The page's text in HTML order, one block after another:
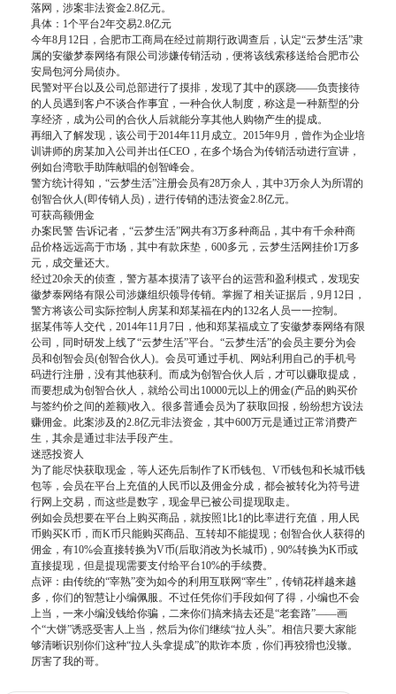
落网，涉案非法资金2.8亿元。
具体：1个平台2年交易2.8亿元
今年8月12日，合肥市工商局在经过前期行政调查后，认定“云梦生活”隶
属的安徽梦泰网络有限公司涉嫌传销活动，便将该线索移送给合肥市公
安局包河分局侦办。
民警对平台以及公司总部进行了摸排，发现了其中的蹊跷——负责接待
的人员遇到客户不谈合作事宜，一种合伙人制度，称这是一种新型的分
享经济，成为公司的合伙人后就能分享其他人购物产生的提成。
再细入了解发现，该公司于2014年11月成立。2015年9月，曾作为企业培
训讲师的房某加入公司并出任CEO，在多个场合为传销活动进行宣讲，
例如台湾歌手助阵献唱的创智峰会。
警方统计得知，“云梦生活”注册会员有28万余人，其中3万余人为所谓的
创智合伙人(即传销人员)，进行传销的违法资金2.8亿元。
可获高额佣金
办案民警 告诉记者，“云梦生活”网共有3万多种商品，其中有千余种商
品价格远远高于市场，其中有款床垫，600多元，云梦生活网挂价1万多
元，成交量还大。
经过20余天的侦查，警方基本摸清了该平台的运营和盈利模式，发现安
徽梦泰网络有限公司涉嫌组织领导传销。掌握了相关证据后，9月12日，
警方将该公司实际控制人房某和郑某福在内的132名人员一一控制。
据某伟等人交代，2014年11月7日，他和郑某福成立了安徽梦泰网络有限
公司，同时研发上线了“云梦生活”平台。“云梦生活”的会员主要分为会
员和创智会员(创智合伙人)。会员可通过手机、网站利用自己的手机号
码进行注册，没有其他获利。而成为创智合伙人后，才可以赚取提成，
而要想成为创智合伙人，就给公司出10000元以上的佣金(产品的购买价
与签约价之间的差额)收入。很多普通会员为了获取回报，纷纷想方设法
赚佣金。此案涉及的2.8亿元非法资金，其中600万元是通过正常消费产
生，其余是通过非法手段产生。
迷惑投资人
为了能尽快获取现金，等人还先后制作了K币钱包、V币钱包和长城币钱
包等，会员在平台上充值的人民币以及佣金分成，都会被转化为符号进
行网上交易，而这些是数字，现金早已被公司提现取走。
例如会员想要在平台上购买商品，就按照1比1的比率进行充值，用人民
币购买K币，而K币只能购买商品、互转却不能提现；创智合伙人获得的
佣金，有10%会直接转换为V币(后取消改为长城币)，90%转换为K币或
直接提现，但是提现需要支付给平台10%的手续费。
点评：由传统的“宰熟”变为如今的利用互联网“宰生”，传销花样越来越
多，你们的智慧让小编佩服。不过任凭你们手段如何了得，小编也不会
上当，一来小编没钱给你骗，二来你们搞来搞去还是“老套路”——画
个“大饼”诱惑受害人上当，然后为你们继续“拉人头”。相信只要大家能
够清晰识别你们这种“拉人头拿提成”的欺诈本质，你们再狡猾也没辙。
厉害了我的哥。